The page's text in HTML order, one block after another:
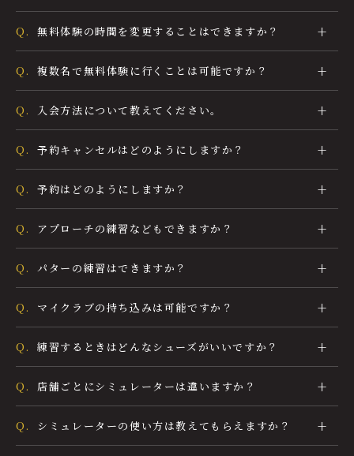
Q. 無料体験の時間を変更することはできますか？
Q. 複数名で無料体験に行くことは可能ですか？
Q. 入会方法について教えてください。
Q. 予約キャンセルはどのようにしますか？
Q. 予約はどのようにしますか？
Q. アプローチの練習などもできますか？
Q. パターの練習はできますか？
Q. マイクラブの持ち込みは可能ですか？
Q. 練習するときはどんなシューズがいいですか？
Q. 店舗ごとにシミュレーターは違いますか？
Q. シミュレーターの使い方は教えてもらえますか？